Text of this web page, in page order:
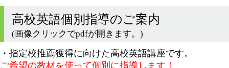
高校英語個別指導のご案内
(画像クリックでpdfが開きます。)
・指定校推薦獲得に向けた高校英語講座です。
ご希望の教材を使って個別に指導します！